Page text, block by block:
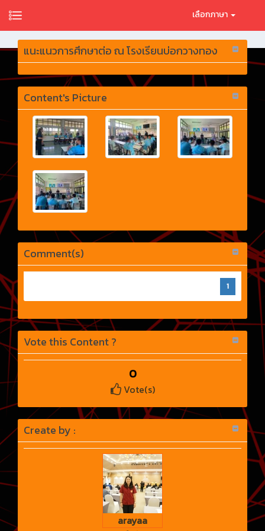
เลือกภาษา
แนะแนวการศึกษาต่อ ณ โรงเรียนบ่อกวางทอง
Content's Picture
Comment(s)
1
Vote this Content ?
0
Vote(s)
Create by :
arayaa